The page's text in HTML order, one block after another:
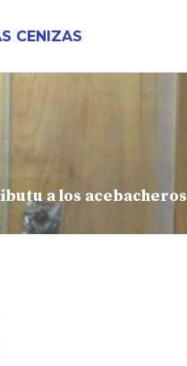
CENIZAS
a los acebacheros